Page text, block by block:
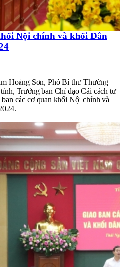
Nội chính và khối Dân
Hoàng Sơn, Phó Bí thư Thường
Trưởng ban Chỉ đạo Cải cách tư
các cơ quan khối Nội chính và